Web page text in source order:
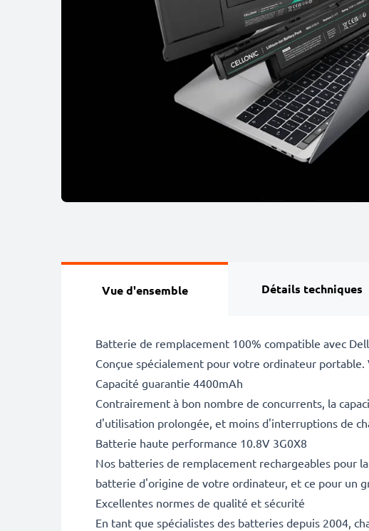
Vue d'ensemble Détails techniques
Batterie de remplacement 100% compatible avec Dell
Conçue spécialement pour votre ordinateur
Capacité guarantie 4400mAh
Contrairement à bon nombre de concurrents, la
d'utilisation prolongée, et moins d'interruptions de
Batterie haute performance 10.8V 3G0X8
Nos batteries de remplacement rechargeables pour
batterie d'origine de votre ordinateur, et ce pour un
Excellentes normes de qualité et sécurité
En tant que spécialistes des batteries depuis 2004,